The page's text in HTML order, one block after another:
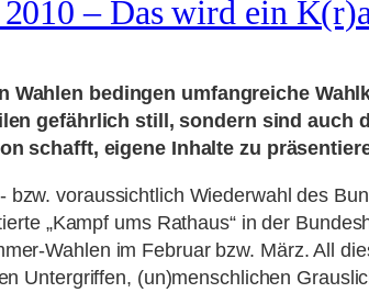
– Das wird ein
Wahlen bedingen umfangreiche
gefährlich still, sondern sind auch
schafft, eigene Inhalte zu
bzw. voraussichtlich Wiederwahl des
„Kampf ums Rathaus“ in der
Wahlen im Februar bzw. März. All
Untergriffen, (un)menschlichen